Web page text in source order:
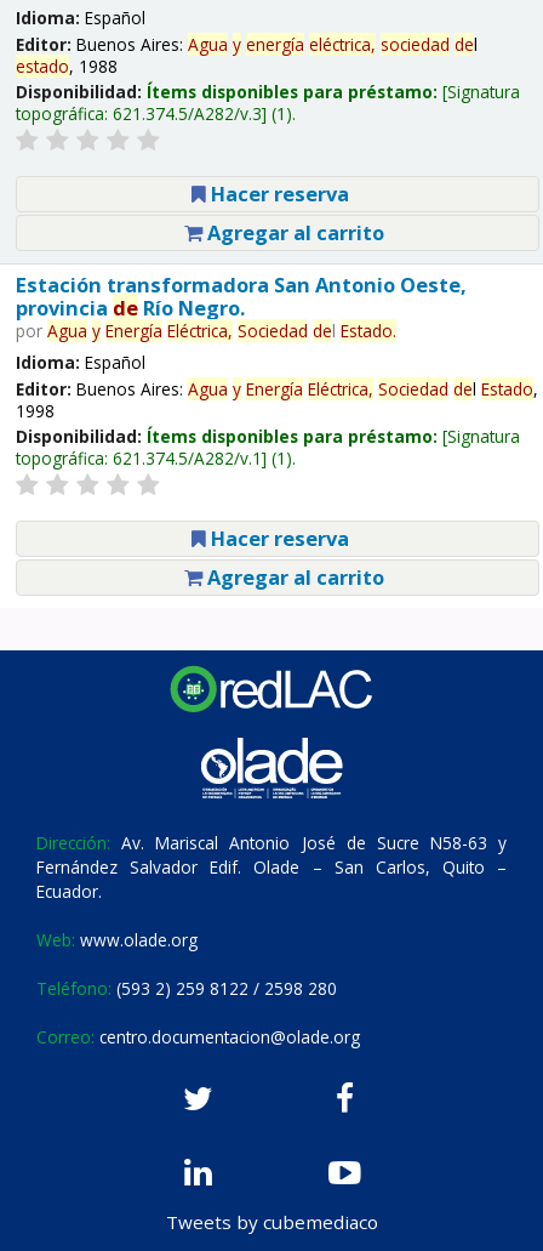
Idioma: Español
Editor: Buenos Aires: Agua y energía eléctrica, sociedad del
estado, 1988
Disponibilidad: Ítems disponibles para préstamo: Signatura
topográfica: 621.374.5/A282/v.3 (1).
Hacer reserva
Agregar al carrito
Estación transformadora San Antonio Oeste,
provincia deRío Negro.
por Agua y Energía Eléctrica, Sociedad del Estado.
Idioma: Español
Editor: Buenos Aires: Agua y Energía Eléctrica, Sociedad del Estado,
1998
Disponibilidad: Ítems disponibles para préstamo: Signatura
topográfica: 621.374.5/A282/v.1 (1).
Hacer reserva
Agregar al carrito
Dirección: Av. Mariscal Antonio José de Sucre N58-63 y
Fernández Salvador Edif. Olade – San Carlos, Quito –
Ecuador.
Web: www.olade.org
Teléfono: (593 2) 259 8122 / 2598 280
Correo: centro.documentacion@olade.org
Tweets by cubemediaco